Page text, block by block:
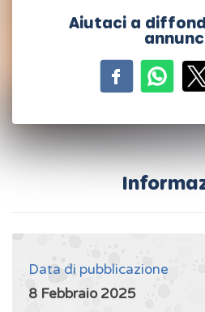
Aiutaci a
Data di pubblicazione
8 Febbraio 2025